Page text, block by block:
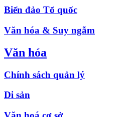
Biển đảo Tổ quốc
Văn hóa & Suy ngẫm
Văn hóa
Chính sách quản lý
Di sản